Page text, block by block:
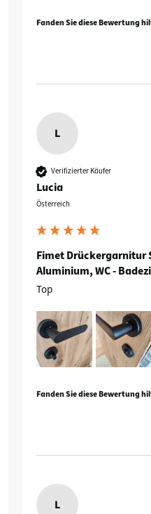
Fanden Sie diese Bewertung
L
Verifizierter Käufer
Lucia
Österreich
Fimet Drückergarnitur
Aluminium, WC -
Top
Fanden Sie diese Bewertung
L